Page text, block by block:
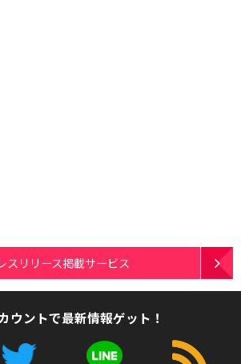
スリリース掲載サービス
ウントで最新情報ゲット！